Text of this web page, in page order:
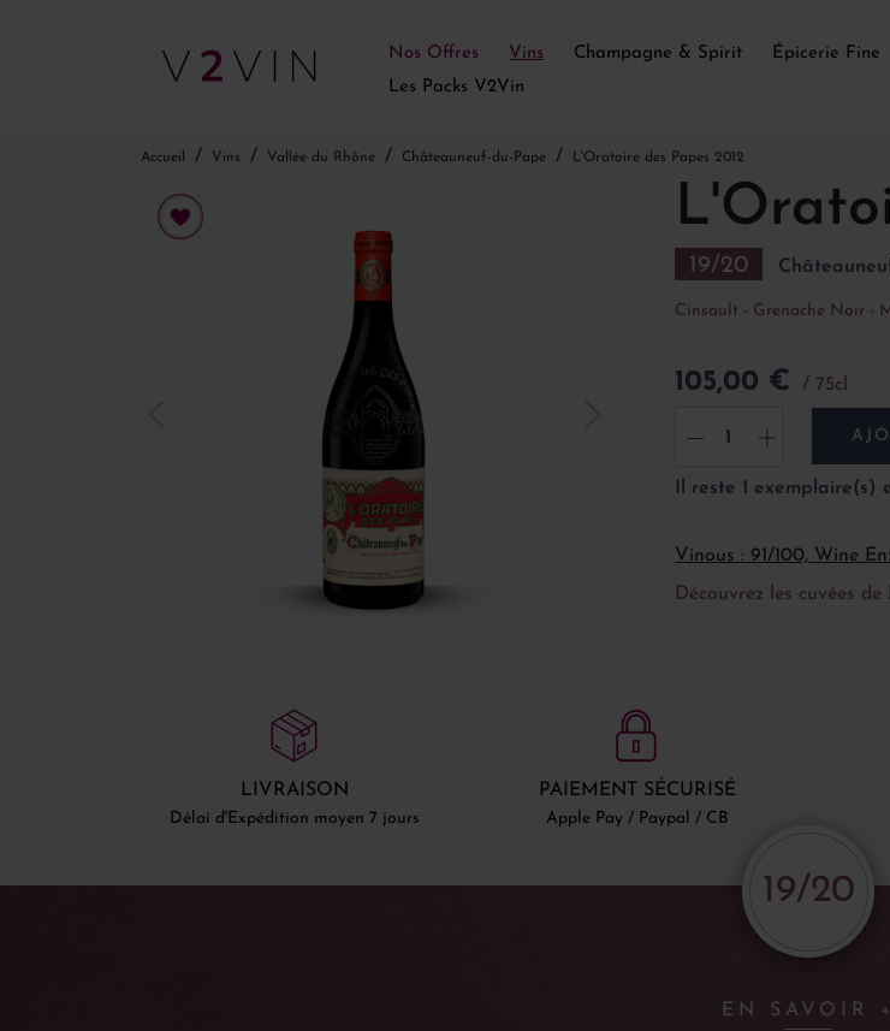
Nos Offres Vins Champagne & Spirit Épicerie Fine
Les Packs V2Vin
Accueil Vins Vallée du Rhône Châteauneuf-du-Pape L'Oratoire des Papes 2012
19/20
Cinsault - Grenache Noir -
105,00 € 75cl
- +
Il reste 1 exemplaire(s)
Vinous : 91/100, Wine
Découvrez les cuvées
LIVRAISON
Délai d'Expédition moyen 7 jours
PAIEMENT SÉCURISÉ
Apple Pay / Paypal / CB
19/20
EN SAVOIR +